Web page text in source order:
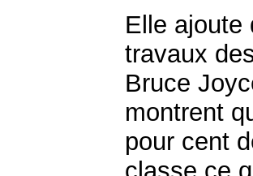
Elle ajoute
travaux
Bruce
montrent
pour cent